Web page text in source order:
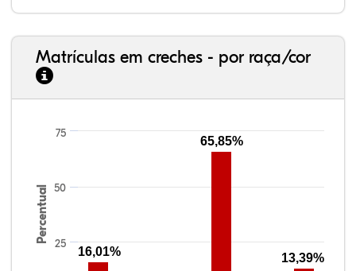
Matrículas em creches - por raça/cor
Percentual 25
50
75
16,01%
65,85%
13,39%